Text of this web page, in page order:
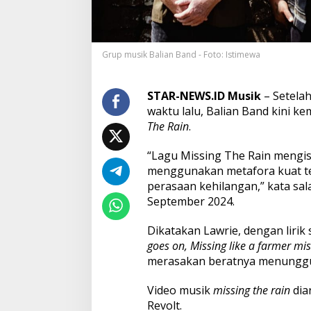
B
a
d
H
i
r
k
a
L
a
g
u
M
s
i
n
T
Grup musik Balian Band - Foto: Istimewa
STAR-NEWS.ID Musik–
waktu lalu, Balian Band kini
The Rain.
“Lagu Missing The Rain
menggunakan metafora kuat
perasaan kehilangan,” kata
September 2024.
Dikatakan Lawrie, dengan lirik
goes on, Missing like a farmer
merasakan beratnya
Video musikmissing the rain
Revolt.